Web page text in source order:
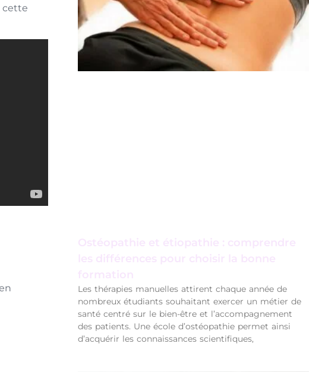
Ostéopathie et étiopathie : comprendre
les différences pour choisir la bonne
formation
Les thérapies manuelles attirent chaque année de
nombreux étudiants souhaitant exercer un métier de
santé centré sur le bien-être et l’accompagnement
des patients. Une école d’ostéopathie permet ainsi
d’acquérir les connaissances scientifiques,
cette